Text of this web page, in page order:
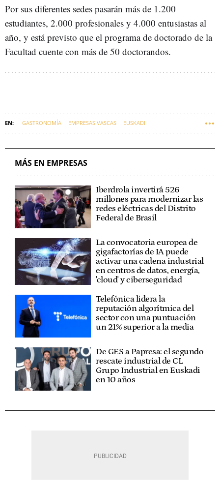
Por sus diferentes sedes pasarán más de 1.200
estudiantes, 2.000 profesionales y 4.000 entusiastas al
año, y está previsto que el programa de doctorado de la
Facultad cuente con más de 50 doctorandos.
GASTRONOMÍA EMPRESAS VASCAS EUSKADI
MÁS EN EMPRESAS
Iberdrola invertirá 526
millones para modernizar las
redes eléctricas del Distrito
Federal de Brasil
La convocatoria europea de
gigafactorías de IA puede
activar una cadena industrial
en centros de datos, energía,
'cloud' y ciberseguridad
Telefónica lidera la
reputación algorítmica del
sector con una puntuación
un 21% superior a la media
De GES a Papresa: el segundo
rescate industrial de CL
Grupo Industrial en Euskadi
en 10 años